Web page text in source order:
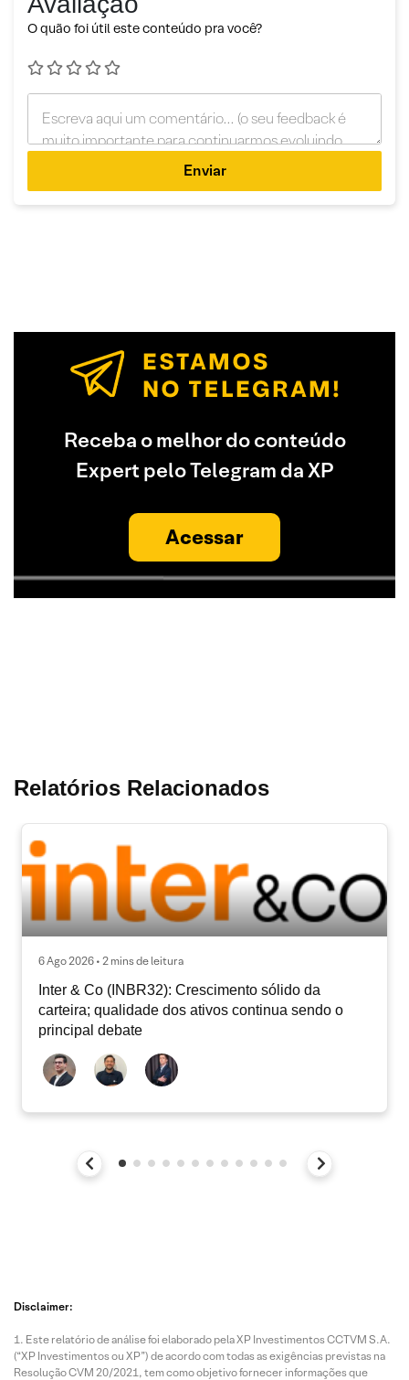
O quão foi útil este conteúdo pra você?
Enviar
Receba o melhor do conteúdo
Expert pelo Telegram da XP
Acessar
Relatórios Relacionados
6 Ago 2026 • 2 mins de leitura
Inter & Co (INBR32): Crescimento sólido da
carteira; qualidade dos ativos continua sendo o
principal debate
Disclaimer:
Este relatório de análise foi elaborado pela XP Investimentos CCTVM S.A.
(“XP Investimentos ou XP”) de acordo com todas as exigências previstas na
Resolução CVM 20/2021, tem como objetivo fornecer informações que